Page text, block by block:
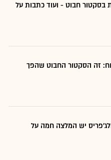
בסקטור חבוט - ועוד כתבות על
זה הסקטור החבוט שהפך
יש המלצה חמה על